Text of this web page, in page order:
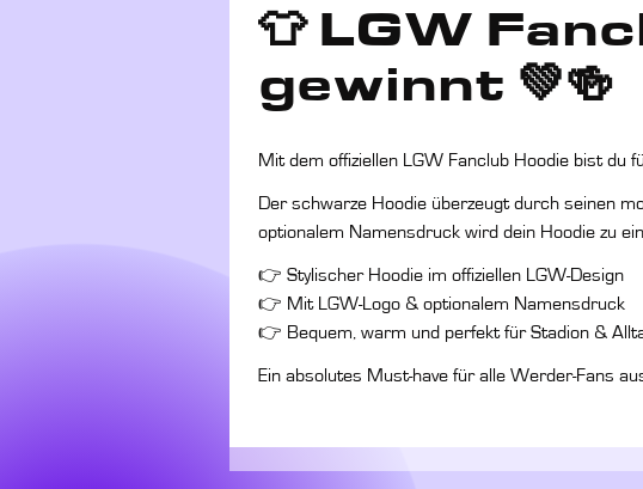
👕 LGW
gewinnt 💚🍻
Mit dem offiziellen LGW Fanclub Hoodie bist du
Der schwarze Hoodie überzeugt durch seinen
optionalem Namensdruck wird dein Hoodie zu
👉 Stylischer Hoodie im offiziellen LGW-Design
👉 Mit LGW-Logo & optionalem Namensdruck
👉 Bequem, warm und perfekt für Stadion &
Ein absolutes Must-have für alle Werder-Fans